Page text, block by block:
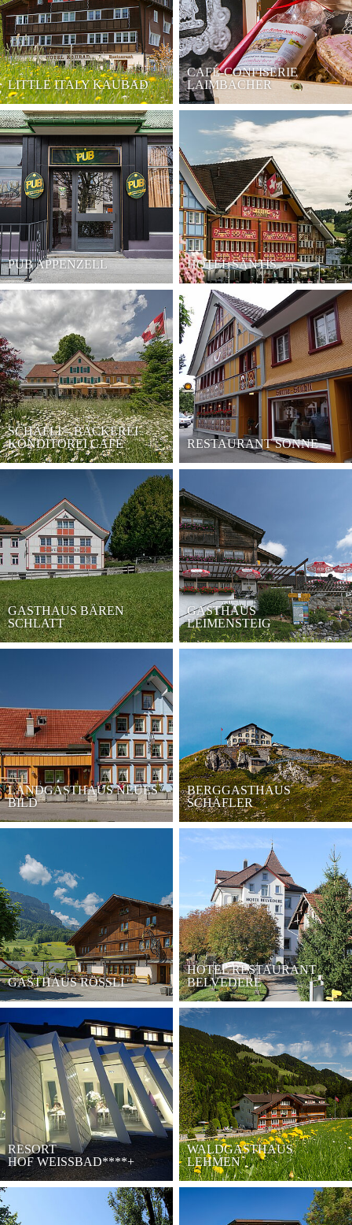
LITTLE ITALY KAUBAD
CAFÉ-CONFISERIE
LAIMBACHER
PUB APPENZELL HOTEL SÄNTIS
SCHÄFLI – BÄCKEREI
KONDITOREI CAFÉ
RESTAURANT SONNE
GASTHAUS BÄREN
SCHLATT
GASTHAUS
LEIMENSTEIG
LANDGASTHAUS NEUES
BILD
BERGGASTHAUS
SCHÄFLER
GASTHAUS RÖSSLI
HOTEL RESTAURANT
BELVEDERE
RESORT
HOF WEISSBAD****+
WALDGASTHAUS
LEHMEN